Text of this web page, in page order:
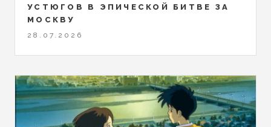
УСТЮГОВ В ЭПИЧЕСКОЙ БИТВЕ ЗА
МОСКВУ
28.07.2026